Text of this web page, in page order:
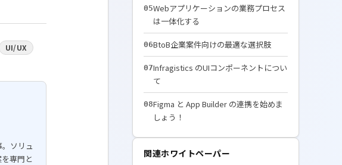
UI/UX
ソリュ
専門と
05Webアプリケーションの業務プロセス
は一体化する
06BtoB企業案件向けの最適な選択肢
07Infragistics のUIコンポーネントについ
て
08Figma と App Builder の連携を始めま
しょう！
関連ホワイトペーパー